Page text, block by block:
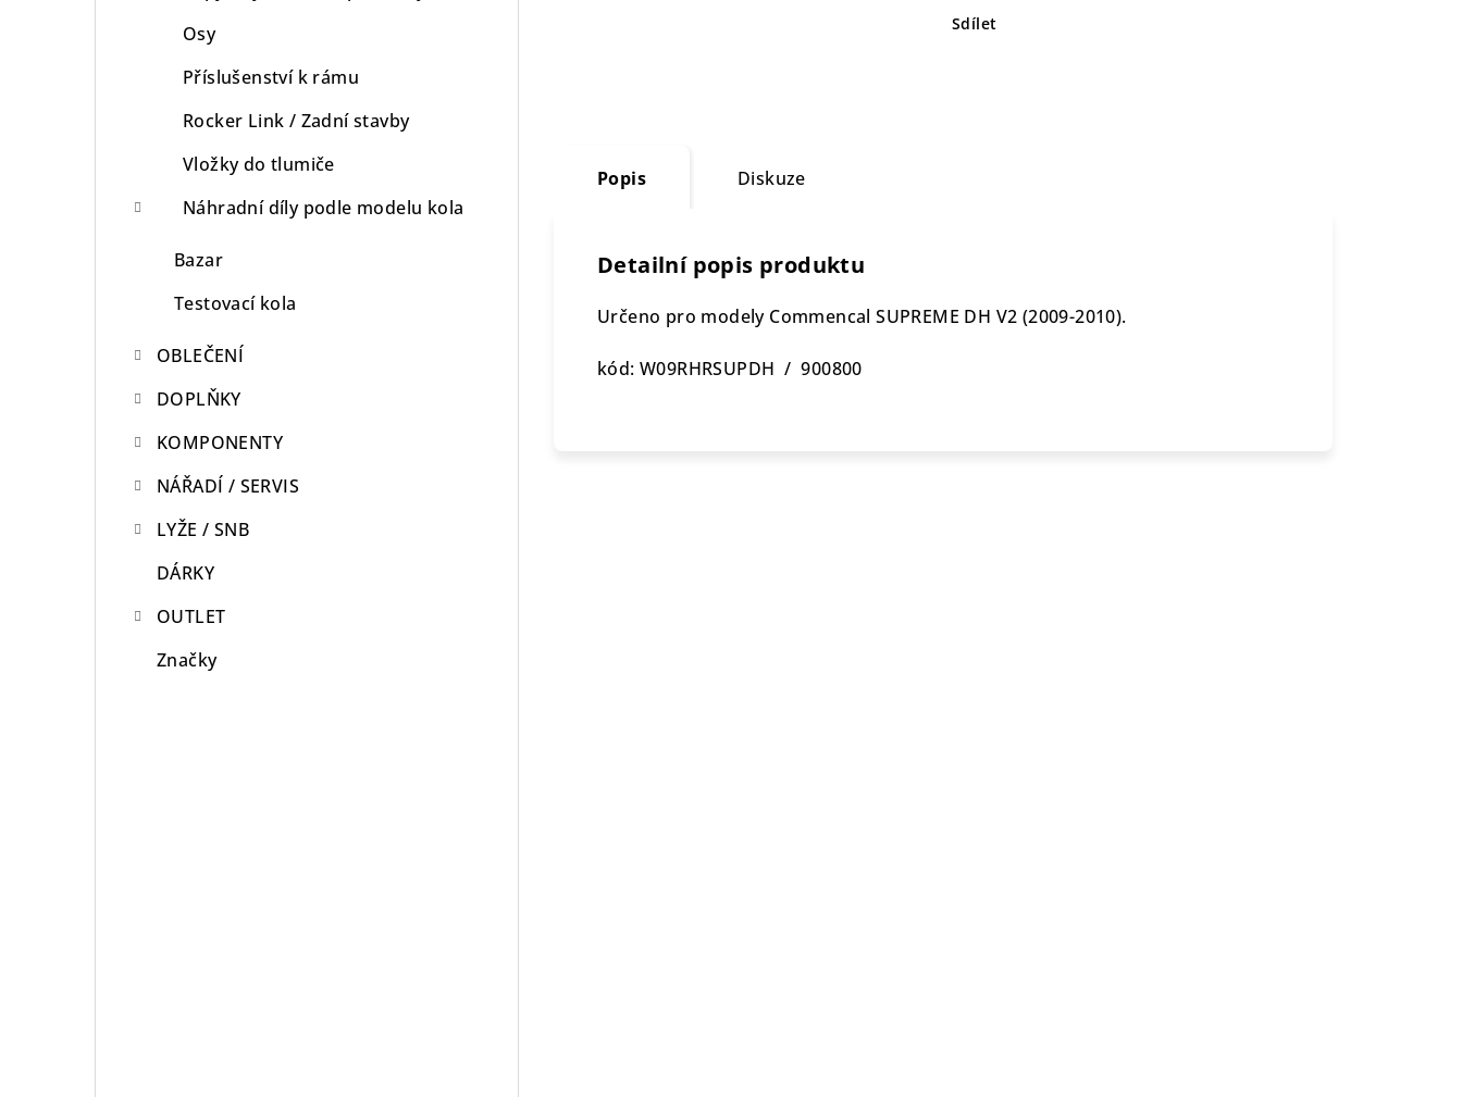
Osy
Příslušenství k rámu
Rocker Link / Zadní stavby
Vložky do tlumiče
Náhradní díly podle modelu kola
Bazar
Testovací kola
OBLEČENÍ
DOPLŇKY
KOMPONENTY
NÁŘADÍ / SERVIS
LYŽE / SNB
DÁRKY
OUTLET
Značky
Sdílet
Popis Diskuze
Detailní popis produktu
Určeno pro modely Commencal SUPREME DH V2 (2009-2010).
kód: W09RHRSUPDH / 900800